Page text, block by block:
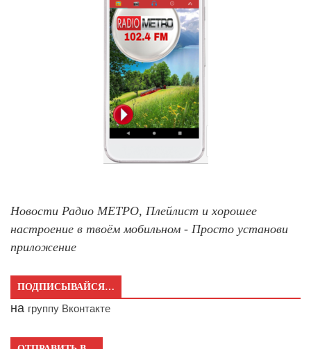
Новости Радио МЕТРО, Плейлист и хорошее
настроение в твоём мобильном - Просто установи
приложение
ПОДПИСЫВАЙСЯ…
на группу Вконтакте